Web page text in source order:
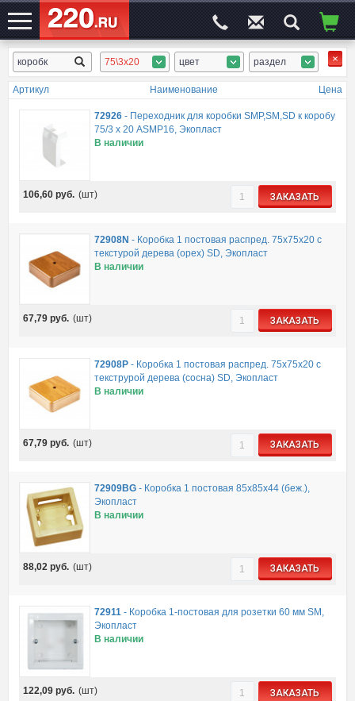
ЭЛЕКТРОСАЙТ№1 75\3x20 цвет раздел
Артикул Наименование Цена
72926 - Переходник для коробки SMP,SM,SD к коробу
75/3 х 20 ASMP16, Экопласт
В наличии
106,60руб. (шт) ЗАКАЗАТЬ
72908N - Коробка 1 постовая распред. 75х75х20 c
текстурой дерева (орех) SD, Экопласт
В наличии
67,79руб. (шт) ЗАКАЗАТЬ
72908P - Коробка 1 постовая распред. 75х75х20 c
текструрой дерева (сосна) SD, Экопласт
В наличии
67,79руб. (шт) ЗАКАЗАТЬ
72909BG - Коробка 1 постовая 85х85х44 (беж.),
Экопласт
В наличии
88,02руб. (шт) ЗАКАЗАТЬ
72911 - Коробка 1-постовая для розетки 60 мм SM,
Экопласт
В наличии
122,09руб. (шт) ЗАКАЗАТЬ